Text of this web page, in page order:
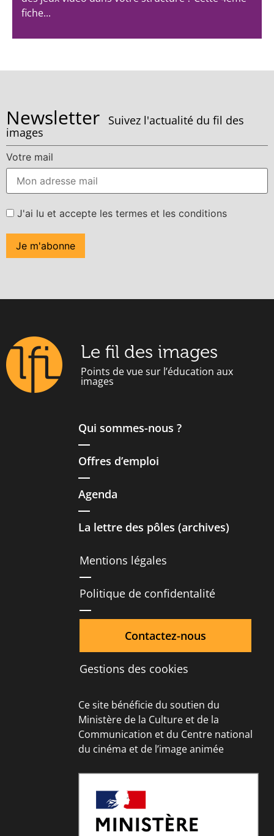
fiche...
Newsletter
Suivez l'actualité du fil des
images
Votre mail
J'ai lu et accepte les termes et les conditions
Le fil des images
Points de vue sur l’éducation aux
images
Qui sommes-nous ?
Offres d’emploi
Agenda
La lettre des pôles (archives)
Mentions légales
Politique de confidentalité
Contactez-nous
Gestions des cookies
Ce site bénéficie du soutien du
Ministère de la Culture et de la
Communication et du Centre national
du cinéma et de l’image animée